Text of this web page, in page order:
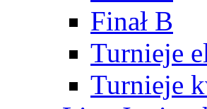
Finał B
Turnieje
Turnieje